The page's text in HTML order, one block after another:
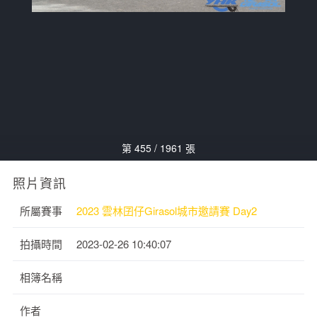
第 455 / 1961 張
照片資訊
所屬賽事 2023 雲林囝仔Girasol城市邀請賽 Day2
拍攝時間 2023-02-26 10:40:07
相簿名稱
作者